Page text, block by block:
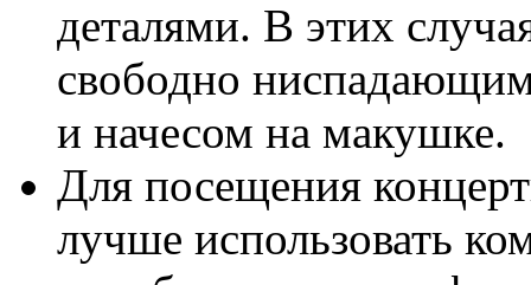
деталями. В этих
свободно
и начесом на макушке.
Для посещения
лучше использовать